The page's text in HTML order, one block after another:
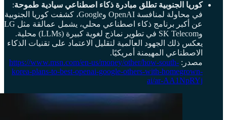
كوريا الجنوبية تطلق مبادرة ذكاء اصطناعي سيادية طموحة:
في محاولة لمنافسة OpenAI وGoogle، كشفت كوريا الجنوبية
عن أكبر برنامج ذكاء اصطناعي محلي، يشمل عمالقة مثل LG
وSK Telecom في تطوير نماذج لغوية كبيرة (LLMs) محلية.
يعكس ذلك الجهود العالمية لتقليل الاعتماد على تقنيات الذكاء
الاصطناعي المهيمنة أمريكيًا.
مصدر: https://www.msn.com/en-us/money/other/how-south-
korea-plans-to-best-openai-google-others-with-homegrown-
ai/ar-AA1NpRYj